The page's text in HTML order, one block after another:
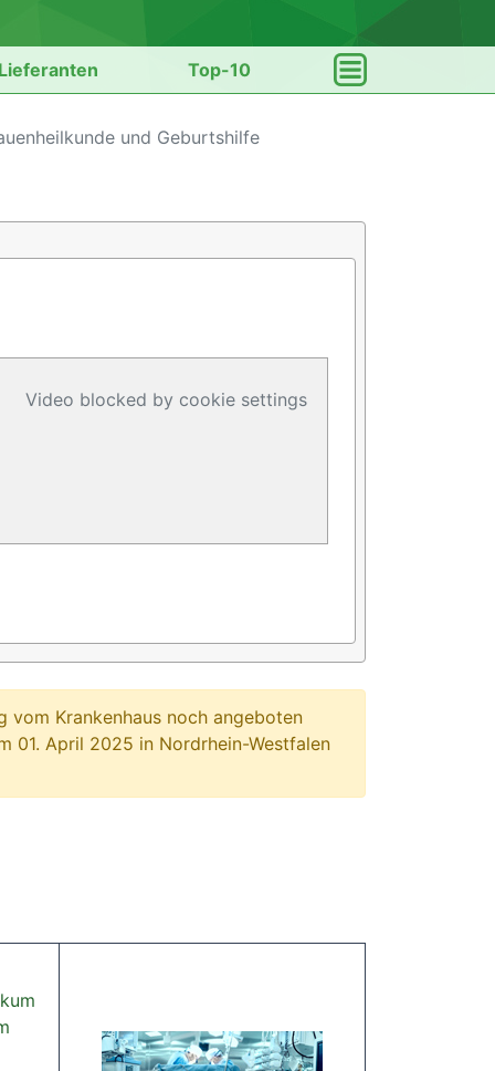
Lieferanten Top-10
und Geburtshilfe
Video blocked by cookie settings
vom Krankenhaus noch angeboten
01. April 2025 in Nordrhein-Westfalen